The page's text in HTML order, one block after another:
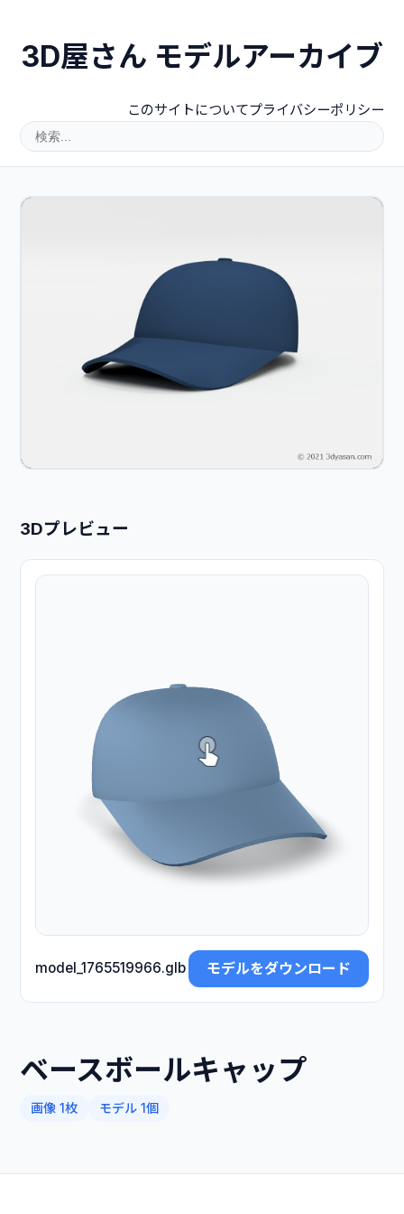
3D屋さん モデルアーカイブ
このサイトについてプライバシーポリシー
3Dプレビュー
model_1765519966.glb モデルをダウンロード
ベースボールキャップ
画像 1枚 モデル 1個